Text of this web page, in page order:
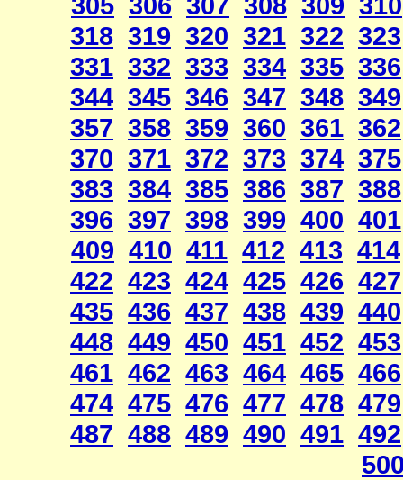
318 319 320 321 322 323
331 332 333 334 335 336
344 345 346 347 348 349
357 358 359 360 361 362
370 371 372 373 374 375
383 384 385 386 387 388
396 397 398 399 400 401
409 410 411 412 413 414
422 423 424 425 426 427
435 436 437 438 439 440
448 449 450 451 452 453
461 462 463 464 465 466
474 475 476 477 478 479
487 488 489 490 491 492